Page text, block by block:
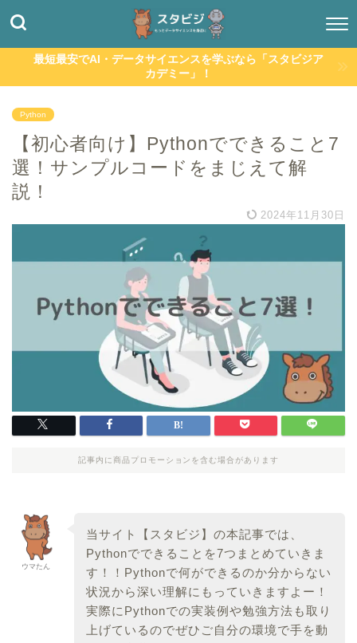
最短最安でAI・データサイエンスを学ぶなら「スタビジア
カデミー」！
Python
【初心者向け】Pythonでできること7
選！サンプルコードをまじえて解
説！
2024年11月30日
記事内に商品プロモーションを含む場合があります
ウマたん
当サイト【スタビジ】の本記事では、
Pythonでできることを7つまとめていきま
す！！Pythonで何ができるのか分からない
状況から深い理解にもっていきますよー！
実際にPythonでの実装例や勉強方法も取り
上げているのでぜひご自分の環境で手を動